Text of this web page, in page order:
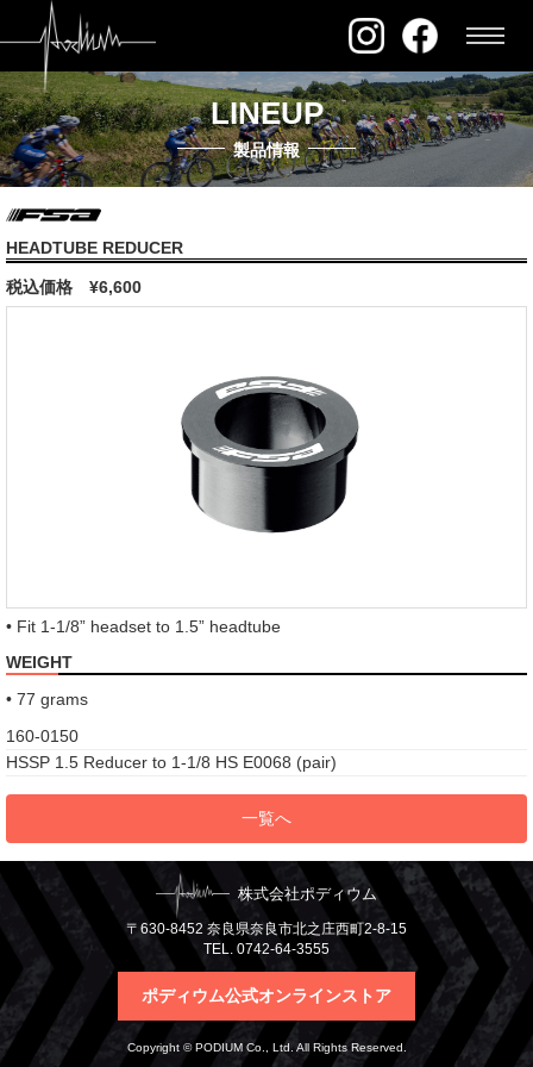
LINEUP
製品情報
HEADTUBE REDUCER
税込価格 ¥6,600
• Fit 1-1/8” headset to 1.5” headtube
WEIGHT
• 77 grams
160-0150
HSSP 1.5 Reducer to 1-1/8 HS E0068 (pair)
一覧へ
株式会社ポディウム
〒630-8452 奈良県奈良市北之庄西町2-8-15
TEL. 0742-64-3555
ポディウム公式オンラインストア
Copyright © PODIUM Co., Ltd. All Rights Reserved.